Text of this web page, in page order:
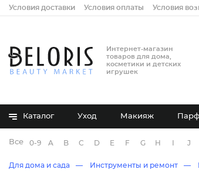
Условия доставки Условия оплаты Условия
Интернет-магазин
товаров для дома,
косметики и детских
игрушек
Каталог Уход Макияж
Все бренды
0-9 A B C D E F G H J
Для дома и сада Инструменты и ремонт